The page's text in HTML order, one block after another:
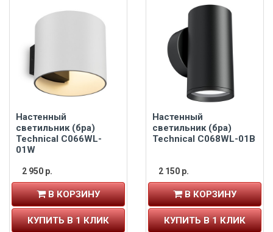
Настенный
светильник (бра)
Technical C066WL-
01W
2 950 р.
В КОРЗИНУ
КУПИТЬ В 1 КЛИК
Настенный
светильник (бра)
Technical C068WL-01B
2 150 р.
В КОРЗИНУ
КУПИТЬ В 1 КЛИК